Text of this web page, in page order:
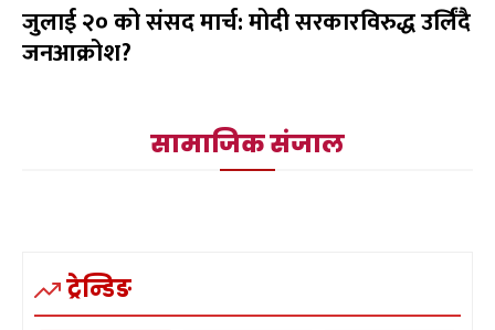
जुलाई २० को संसद मार्च: मोदी सरकारविरुद्ध उर्लिंदै
जनआक्रोश?
सामाजिक संजाल
ट्रेन्डिङ